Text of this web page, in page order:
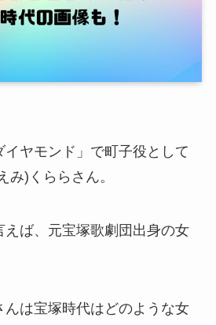
イヤモンド」で町子役として
み)くららさん。
えば、元宝塚歌劇団出身の女
んは宝塚時代はどのような女